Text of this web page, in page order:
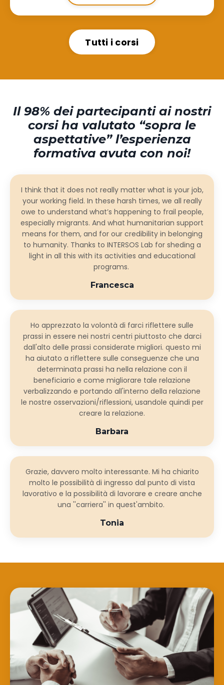
Tutti i corsi
Il 98% dei partecipanti ai nostri
corsi ha valutato “sopra le
aspettative” l’esperienza
formativa avuta con noi!
I think that it does not really matter what is your job,
your working field. In these harsh times, we all really
owe to understand what’s happening to frail people,
especially migrants. And what humanitarian support
means for them, and for our credibility in belonging
to humanity. Thanks to INTERSOS Lab for sheding a
light in all this with its activities and educational
programs.
Francesca
Ho apprezzato la volontà di farci riflettere sulle
prassi in essere nei nostri centri piuttosto che darci
dall'alto delle prassi considerate migliori. questo mi
ha aiutato a riflettere sulle conseguenze che una
determinata prassi ha nella relazione con il
beneficiario e come migliorare tale relazione
verbalizzando e portando all'interno della relazione
le nostre osservazioni/riflessioni, usandole quindi per
creare la relazione.
Barbara
Grazie, davvero molto interessante. Mi ha chiarito
molto le possibilità di ingresso dal punto di vista
lavorativo e la possibilità di lavorare e creare anche
una ''carriera'' in quest'ambito.
Tonia